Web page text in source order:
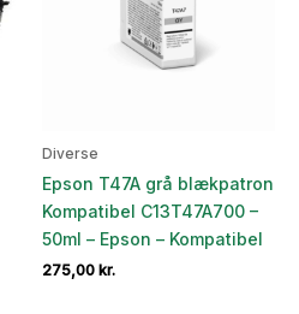
Diverse
Epson T47A grå blækpatron
Kompatibel C13T47A700 –
50ml – Epson – Kompatibel
275,00 kr.